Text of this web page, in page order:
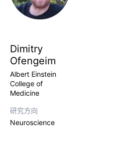
Dimitry
Ofengeim
Albert Einstein
College of
Medicine
研究方向
Neuroscience